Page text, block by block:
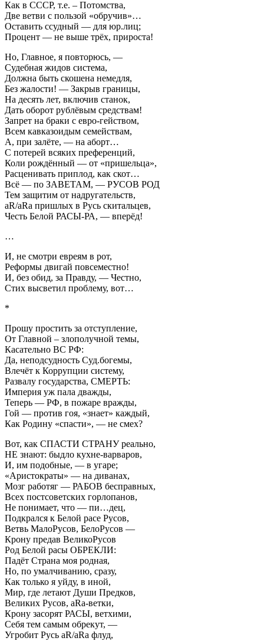
Как в СССР, т.е. – Потомства,
Две ветви с пользой «обручив»…
Оставить ссудный — для юр.лиц;
Процент — не выше трёх, прироста!
Но, Главное, я повторюсь, —
Судебная жидов система,
Должна быть скошена немедля,
Без жалости! — Закрыв границы,
На десять лет, включив станок,
Дать оборот рублёвым средствам!
Запрет на браки с евро-гейством,
Всем кавказоидым семействам,
А, при залёте, — на аборт…
С потерей всяких преференций,
Коли рождённый — от «пришельца»,
Расценивать приплод, как скот…
Всё — по ЗАВЕТАМ, — РУСОВ РОД
Тем защитим от надругательств,
aR/aRa пришлых в Русь скитальцев,
Честь Белой РАСЫ-РА, — вперёд!
…
И, не смотри евреям в рот,
Реформы двигай повсеместно!
И, без обид, за Правду, — Честно,
Стих высветил проблему, вот…
*
Прошу простить за отступление,
От Главной – злополучной темы,
Касательно ВС РФ:
Да, неподсудность Суд.богемы,
Влечёт к Коррупции систему,
Развалу государства, СМЕРТЬ:
Империя уж пала дважды,
Теперь — РФ, в пожаре вражды,
Гой — против гоя, «знает» каждый,
Как Родину «спасти», — не смех?
Вот, как СПАСТИ СТРАНУ реально,
НЕ знают: быдло кухне-варваров,
И, им подобные, — в угаре;
«Аристократы» — на диванах,
Мозг работяг — РАБОВ бесправных,
Всех постсоветских горлопанов,
Не понимает, что — пи…дец,
Подкрался к Белой расе Русов,
Ветвь МалоРусов, БелоРусов —
Крону предав ВеликоРусов
Род Белой расы ОБРЕКЛИ:
Падёт Страна моя родная,
Но, по умалчиванию, сразу,
Как только я уйду, в иной,
Мир, где летают Души Предков,
Великих Русов, aRa-ветки,
Крону засорят РАСЫ, ветхими,
Себя тем самым обрекут, —
Угробит Русь aR/aRa флуд,